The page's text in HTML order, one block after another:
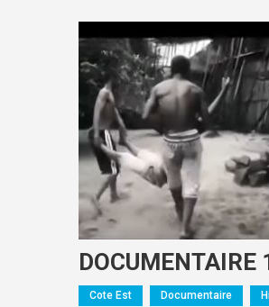
Cote Est Documentaire